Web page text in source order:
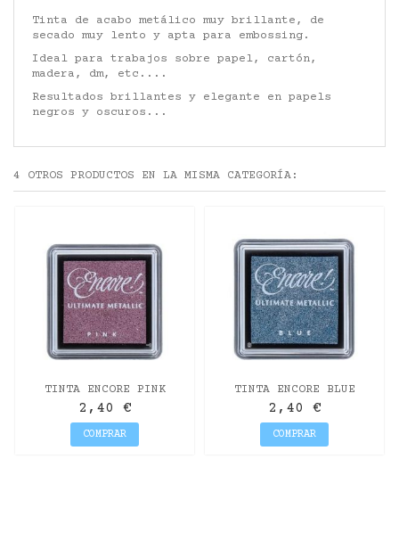
Tinta de acabo metálico muy brillante, de
secado muy lento y apta para embossing.
Ideal para trabajos sobre papel, cartón,
madera, dm, etc....
Resultados brillantes y elegante en papels
negros y oscuros...
4 OTROS PRODUCTOS EN LA MISMA CATEGORÍA:
TINTA ENCORE PINK
METALLIC 12GR.
2,40 €
COMPRAR
TINTA ENCORE BLUE
METALLIC 12GR.
2,40 €
COMPRAR